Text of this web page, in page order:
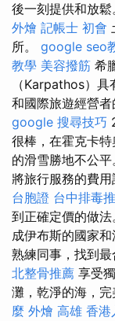
後一刻提供和放鬆
外燴 記帳士 初會
所。 google seo
教學 美容撥筋 希
（Karpathos）
和國際旅遊經營
google 搜尋技巧
很棒，在霍克卡
的滑雪勝地不公平
將旅行服務的費用
台胞證 台中排毒
到正確定價的做法
成伊布斯的國家
熟練同事，找到
北整骨推薦 享受
灘，乾淨的海，完
麼 外燴 高雄 香港